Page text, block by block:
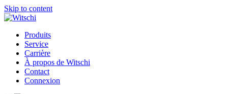
Skip to content
Produits
Service
Carrière
À propos de Witschi
Contact
Connexion